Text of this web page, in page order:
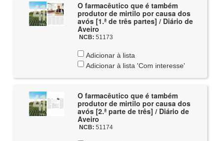
O farmacêutico que é também
produtor de mirtilo por causa dos
avós [1.ª de três partes] / Diário de
Aveiro
NCB: 51173
Adicionar à lista
Adicionar à lista 'Com interesse'
O farmacêutico que é também
produtor de mirtilo por causa dos
avós [2.ª parte de três] / Diário de
Aveiro
NCB: 51174